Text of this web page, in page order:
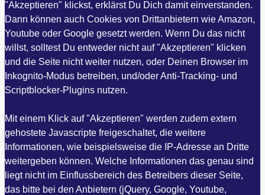
"Akzeptieren" klickst, erklärst Du Dich damit einverstanden.
Dann können auch Cookies von Drittanbietern wie Amazon,
Youtube oder Google gesetzt werden. Wenn Du das nicht
willst, solltest Du entweder nicht auf "Akzeptieren" klicken
und die Seite nicht weiter nutzen, oder Deinen Browser im
Inkognito-Modus betreiben, und/oder Anti-Tracking- und
Scriptblocker-Plugins nutzen.
Mit einem Klick auf "Akzeptieren" werden zudem extern
gehostete Javascripte freigeschaltet, die weitere
Informationen, wie beispielsweise die IP-Adresse an Dritte
weitergeben können. Welche Informationen das genau sind
liegt nicht im Einflussbereich des Betreibers dieser Seite,
das bitte bei den Anbietern (jQuery, Google, Youtube,